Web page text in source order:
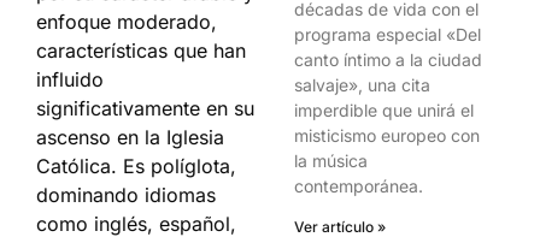
enfoque moderado,
características que han
influido
significativamente en su
ascenso en la Iglesia
Católica. Es políglota,
dominando idiomas
como inglés, español,
décadas de vida con el
programa especial «Del
canto íntimo a la ciudad
salvaje», una cita
imperdible que unirá el
misticismo europeo con
la música
contemporánea.
Ver artículo »